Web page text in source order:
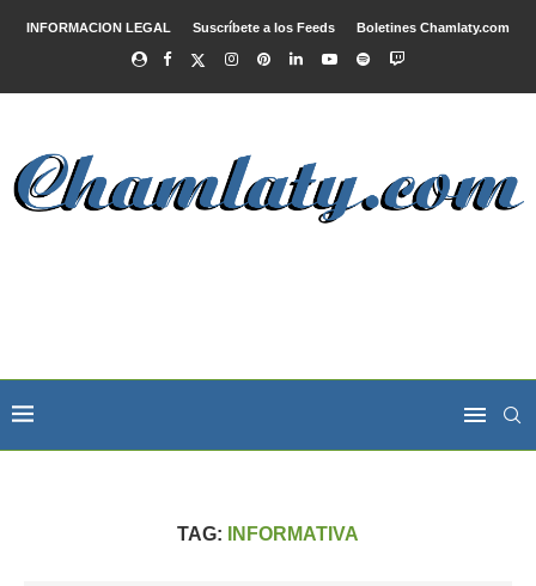
INFORMACION LEGAL Suscríbete a los Feeds Boletines Chamlaty.com
TAG: INFORMATIVA